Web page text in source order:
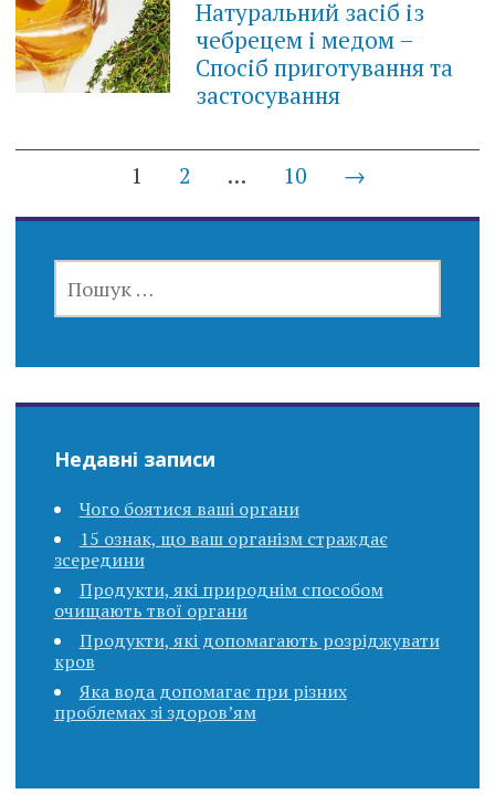
Натуральний засіб із
чебрецем і медом –
Спосіб приготування та
застосування
navigation
1 2 … 10 →
Недавні записи
Чого боятися ваші органи
15 ознак, що ваш організм страждає
зсередини
Продукти, які природнім способом
очищають твої органи
Продукти, які допомагають розріджувати
кров
Яка вода допомагає при різних
проблемах зі здоров’ям